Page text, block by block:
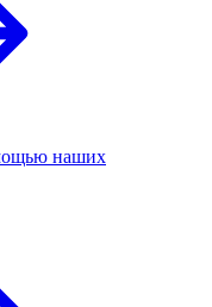
наших